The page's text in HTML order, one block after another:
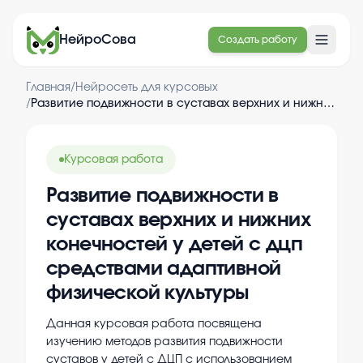
НейроСова Создать работу
Главная/ Нейросеть для курсовых
/
Развитие подвижности в суставах верхних и нижних конечностей у детей с дцп средствами адаптивной физической культуры
Курсовая работа
Развитие подвижности в
суставах верхних и нижних
конечностей у детей с дцп
средствами адаптивной
физической культуры
Данная курсовая работа посвящена
изучению методов развития подвижности
суставов у детей с ДЦП с использованием